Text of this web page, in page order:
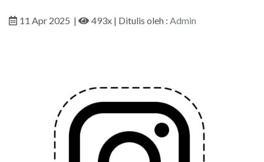
11 Apr 2025 | 493x | Ditulis oleh : Admin